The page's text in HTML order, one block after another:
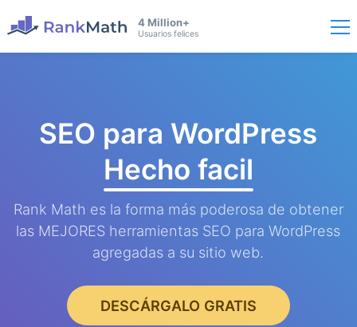
4 Million+
Usuarios felices
SEO para WordPress
Hecho facil
Rank Math es la forma más poderosa de obtener
las MEJORES herramientas SEO para WordPress
agregadas a su sitio web.
DESCÁRGALO GRATIS